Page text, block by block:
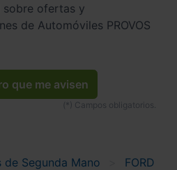
sobre ofertas y
de Automóviles PROVOS
que me avisen
de Segunda Mano
FORD